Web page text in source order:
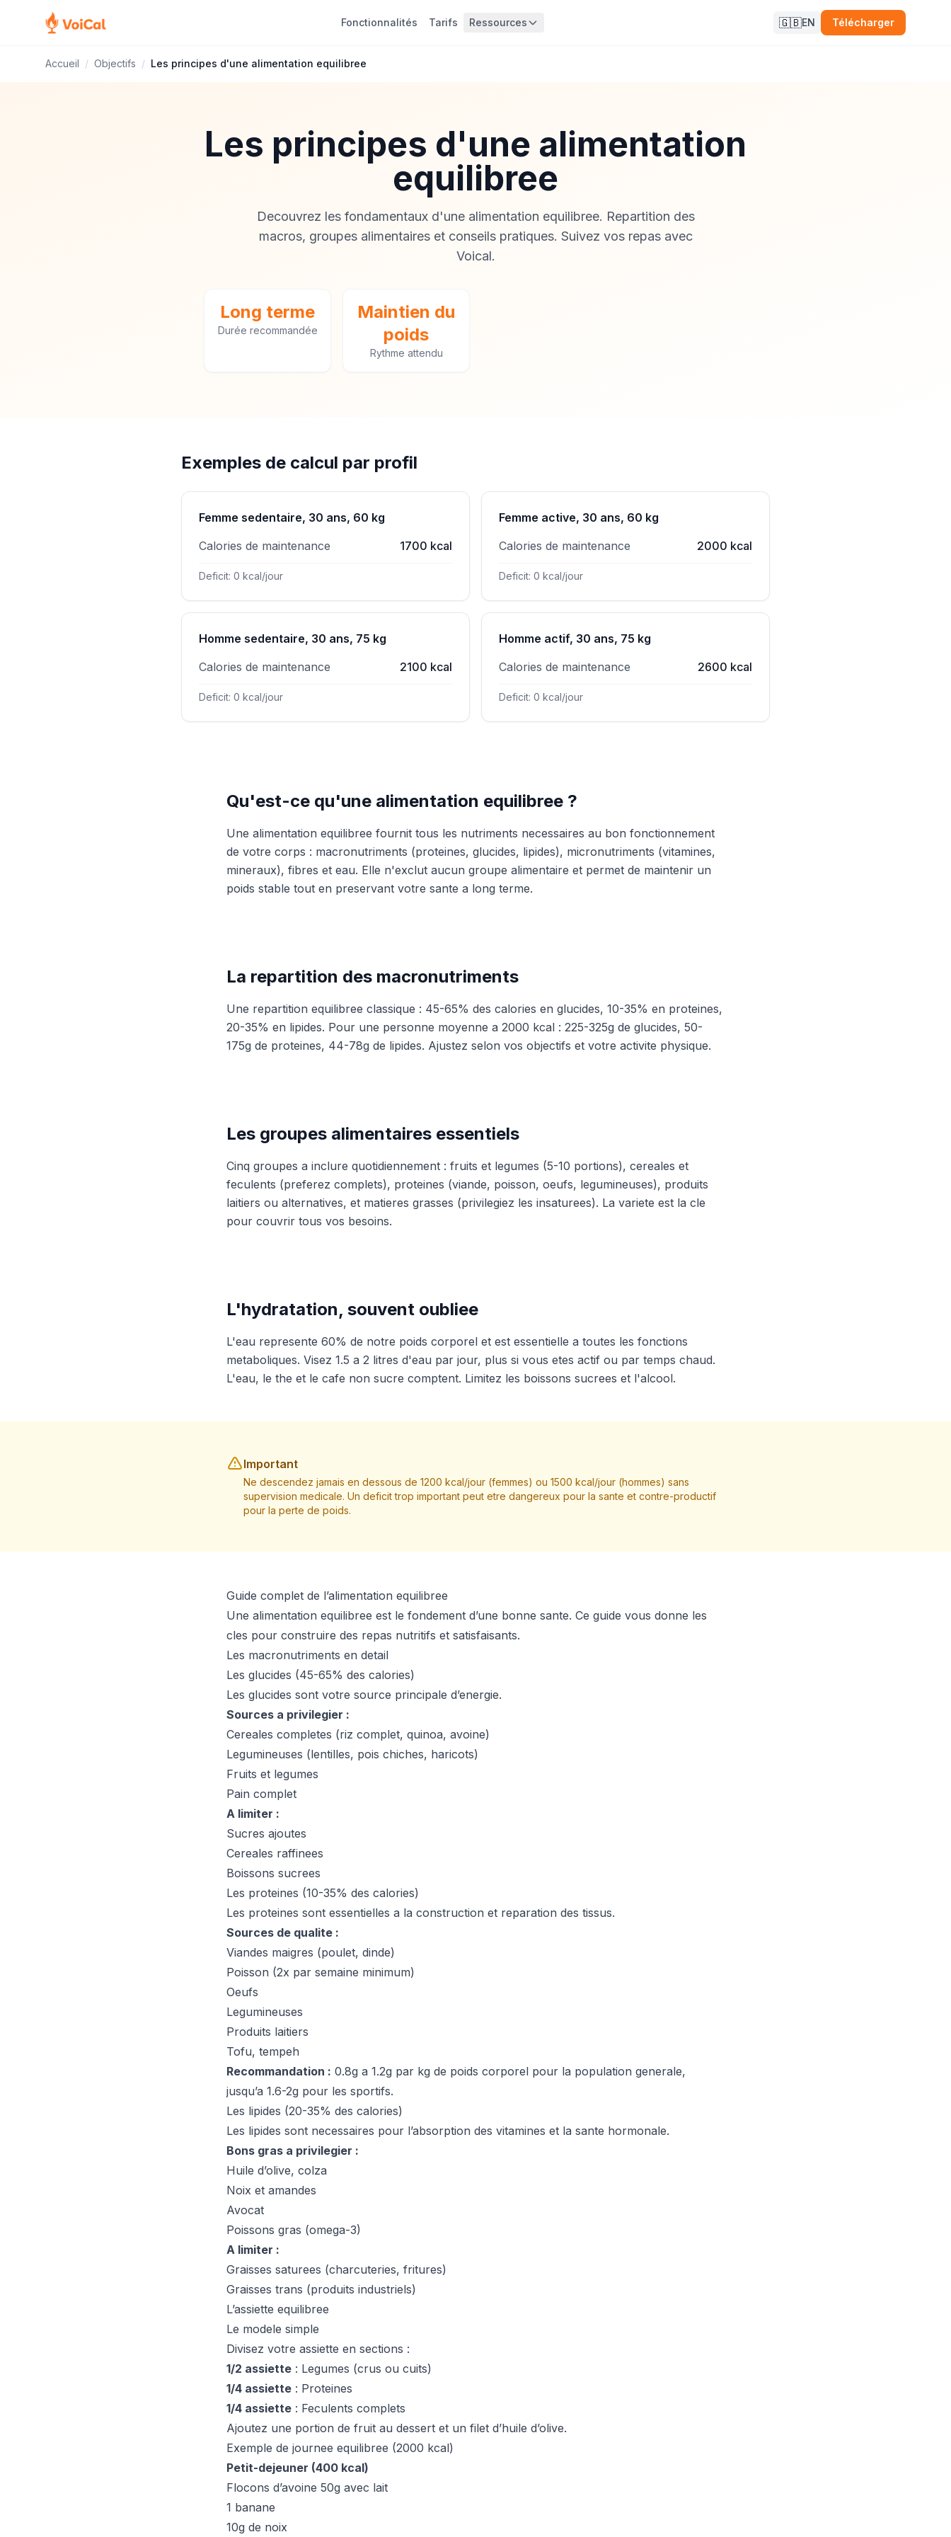
Fonctionnalités Tarifs Ressources 🇬🇧EN Télécharger
Accueil / Objectifs / Les principes d'une alimentation equilibree
Les principes d'une alimentation
equilibree
Decouvrez les fondamentaux d'une alimentation equilibree. Repartition des
macros, groupes alimentaires et conseils pratiques. Suivez vos repas avec
Voical.
Long terme
Durée recommandée
Maintien du
poids
Rythme attendu
Exemples de calcul par profil
Femme sedentaire, 30 ans, 60 kg
Calories de maintenance
1700 kcal
Deficit: 0 kcal/jour
Femme active, 30 ans, 60 kg
Calories de maintenance
2000 kcal
Deficit: 0 kcal/jour
Homme sedentaire, 30 ans, 75 kg
Calories de maintenance
2100 kcal
Deficit: 0 kcal/jour
Homme actif, 30 ans, 75 kg
Calories de maintenance
2600 kcal
Deficit: 0 kcal/jour
Qu'est-ce qu'une alimentation equilibree ?
Une alimentation equilibree fournit tous les nutriments necessaires au bon fonctionnement
de votre corps : macronutriments (proteines, glucides, lipides), micronutriments (vitamines,
mineraux), fibres et eau. Elle n'exclut aucun groupe alimentaire et permet de maintenir un
poids stable tout en preservant votre sante a long terme.
La repartition des macronutriments
Une repartition equilibree classique : 45-65% des calories en glucides, 10-35% en proteines,
20-35% en lipides. Pour une personne moyenne a 2000 kcal : 225-325g de glucides, 50-
175g de proteines, 44-78g de lipides. Ajustez selon vos objectifs et votre activite physique.
Les groupes alimentaires essentiels
Cinq groupes a inclure quotidiennement : fruits et legumes (5-10 portions), cereales et
feculents (preferez complets), proteines (viande, poisson, oeufs, legumineuses), produits
laitiers ou alternatives, et matieres grasses (privilegiez les insaturees). La variete est la cle
pour couvrir tous vos besoins.
L'hydratation, souvent oubliee
L'eau represente 60% de notre poids corporel et est essentielle a toutes les fonctions
metaboliques. Visez 1.5 a 2 litres d'eau par jour, plus si vous etes actif ou par temps chaud.
L'eau, le the et le cafe non sucre comptent. Limitez les boissons sucrees et l'alcool.
Important
Ne descendez jamais en dessous de 1200 kcal/jour (femmes) ou 1500 kcal/jour (hommes) sans
supervision medicale. Un deficit trop important peut etre dangereux pour la sante et contre-productif
pour la perte de poids.
Guide complet de l’alimentation equilibree
Une alimentation equilibree est le fondement d’une bonne sante. Ce guide vous donne les
cles pour construire des repas nutritifs et satisfaisants.
Les macronutriments en detail
Les glucides (45-65% des calories)
Les glucides sont votre source principale d’energie.
Sources a privilegier :
Cereales completes (riz complet, quinoa, avoine)
Legumineuses (lentilles, pois chiches, haricots)
Fruits et legumes
Pain complet
A limiter :
Sucres ajoutes
Cereales raffinees
Boissons sucrees
Les proteines (10-35% des calories)
Les proteines sont essentielles a la construction et reparation des tissus.
Sources de qualite :
Viandes maigres (poulet, dinde)
Poisson (2x par semaine minimum)
Oeufs
Legumineuses
Produits laitiers
Tofu, tempeh
Recommandation : 0.8g a 1.2g par kg de poids corporel pour la population generale,
jusqu’a 1.6-2g pour les sportifs.
Les lipides (20-35% des calories)
Les lipides sont necessaires pour l’absorption des vitamines et la sante hormonale.
Bons gras a privilegier :
Huile d’olive, colza
Noix et amandes
Avocat
Poissons gras (omega-3)
A limiter :
Graisses saturees (charcuteries, fritures)
Graisses trans (produits industriels)
L’assiette equilibree
Le modele simple
Divisez votre assiette en sections :
1/2 assiette : Legumes (crus ou cuits)
1/4 assiette : Proteines
1/4 assiette : Feculents complets
Ajoutez une portion de fruit au dessert et un filet d’huile d’olive.
Exemple de journee equilibree (2000 kcal)
Petit-dejeuner (400 kcal)
Flocons d’avoine 50g avec lait
1 banane
10g de noix